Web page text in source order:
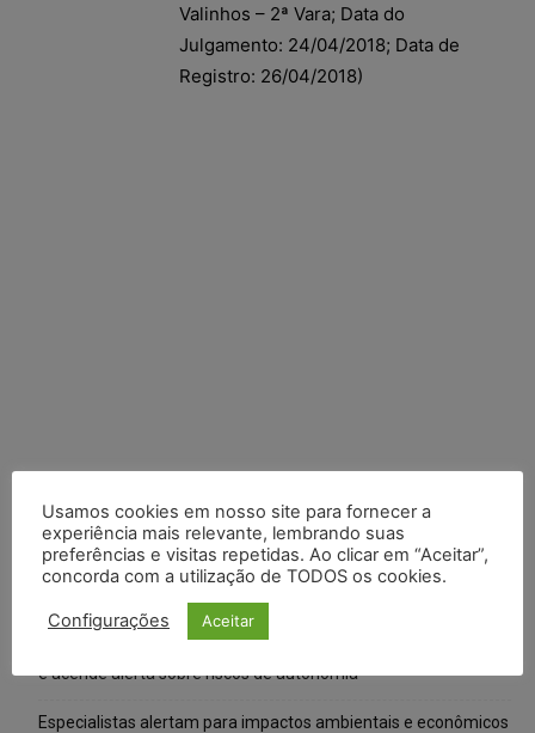
Valinhos – 2ª Vara; Data do
Julgamento: 24/04/2018; Data de
Registro: 26/04/2018)
Posts Recentes
Marcello Perino: caso Braskem testa limite entre tutela
cautelar e recuperação judicial
e acende alerta sobre riscos de autonomia
Especialistas alertam para impactos ambientais e econômicos
Usamos cookies em nosso site para fornecer a
experiência mais relevante, lembrando suas
preferências e visitas repetidas. Ao clicar em “Aceitar”,
concorda com a utilização de TODOS os cookies.
Configurações Aceitar